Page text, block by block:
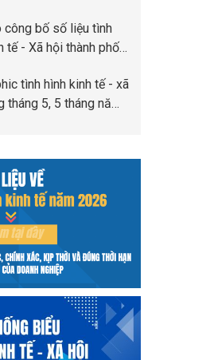
công bố số liệu tình
tế - Xã hội thành phố
tình hình kinh tế - xã
tháng 5, 5 tháng năm